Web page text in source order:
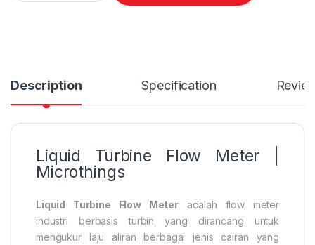
Description Specification
Liquid Turbine Flow Meter |
Microthings
Liquid Turbine Flow Meter adalah flow meter
industri berbasis turbin yang dirancang untuk
mengukur laju aliran berbagai jenis cairan yang